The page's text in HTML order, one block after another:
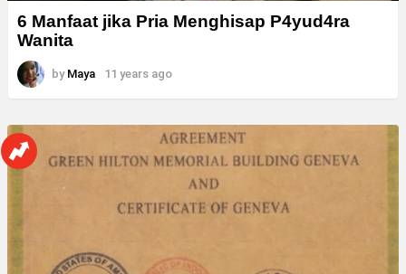
6 Manfaat jika Pria Menghisap P4yud4ra
Wanita
by Maya 11 years ago